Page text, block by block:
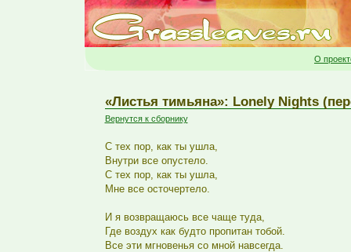
О
«Листья тимьяна»: Lonely Nights
Вернутся к сборнику
С тех пор, как ты ушла,
Внутри все опустело.
С тех пор, как ты ушла,
Мне все осточертело.
И я возвращаюсь все чаще туда,
Где воздух как будто пропитан тобой.
Все эти мгновенья со мной навсегда.